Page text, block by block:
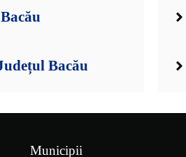
Bacău
Municipii